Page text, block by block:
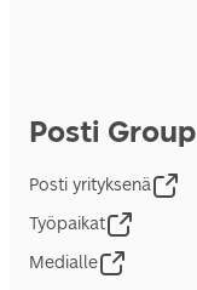
Posti Group
Posti yrityksenä
Työpaikat
Medialle